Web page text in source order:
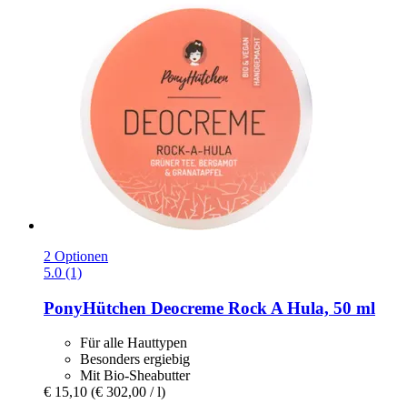
2 Optionen
5.0 (1)
PonyHütchen Deocreme Rock A Hula, 50 ml
Für alle Hauttypen
Besonders ergiebig
Mit Bio-Sheabutter
€ 15,10 (€ 302,00 / l)